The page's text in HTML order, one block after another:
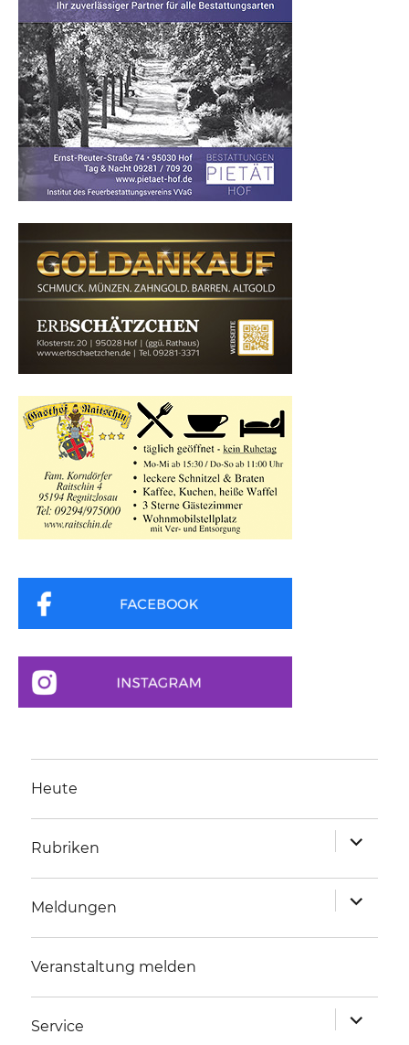
Heute
Rubriken
anzeigen
Meldungen
anzeigen
Veranstaltung melden
Service
anzeigen